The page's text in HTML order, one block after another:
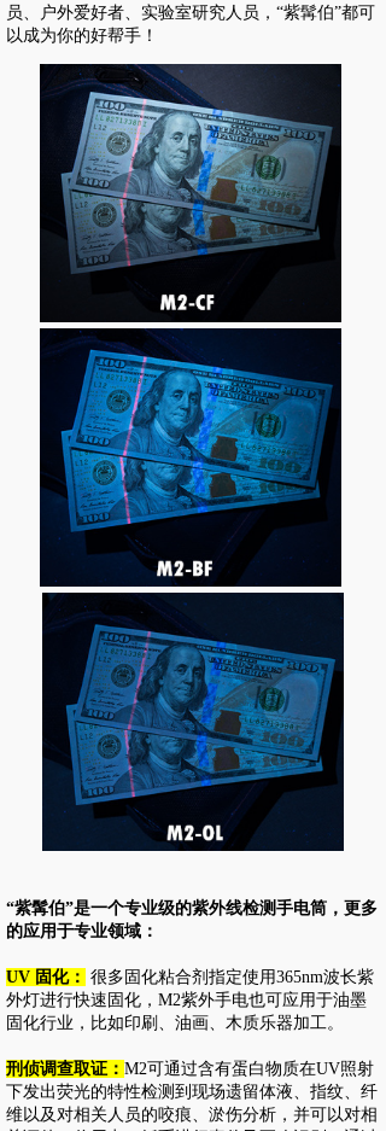
员、户外爱好者、实验室研究人员，“紫髯伯”都可
以成为你的好帮手！
“紫髯伯”是一个专业级的紫外线检测手电筒，更多
的应用于专业领域：
UV 固化： 很多固化粘合剂指定使用365nm波长紫
外灯进行快速固化，M2紫外手电也可应用于油墨
固化行业，比如印刷、油画、木质乐器加工。
刑侦调查取证： M2可通过含有蛋白物质在UV照射
下发出荧光的特性检测到现场遗留体液、指纹、纤
维以及对相关人员的咬痕、 淤伤分析 ， 并可以对相